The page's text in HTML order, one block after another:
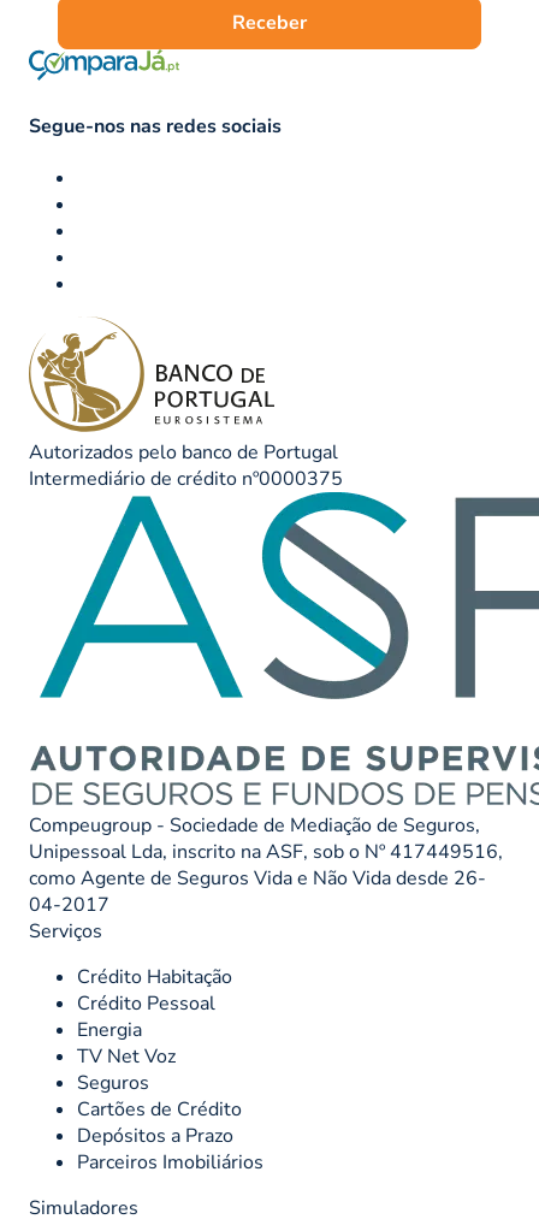
Receber
Segue-nos nas redes sociais
Autorizados pelo banco de Portugal
Intermediário de crédito nº0000375
Compeugroup - Sociedade de Mediação de Seguros,
Unipessoal Lda, inscrito na ASF, sob o Nº 417449516,
como Agente de Seguros Vida e Não Vida desde 26-
04-2017
Serviços
Crédito Habitação
Crédito Pessoal
Energia
TV Net Voz
Seguros
Cartões de Crédito
Depósitos a Prazo
Parceiros Imobiliários
Simuladores